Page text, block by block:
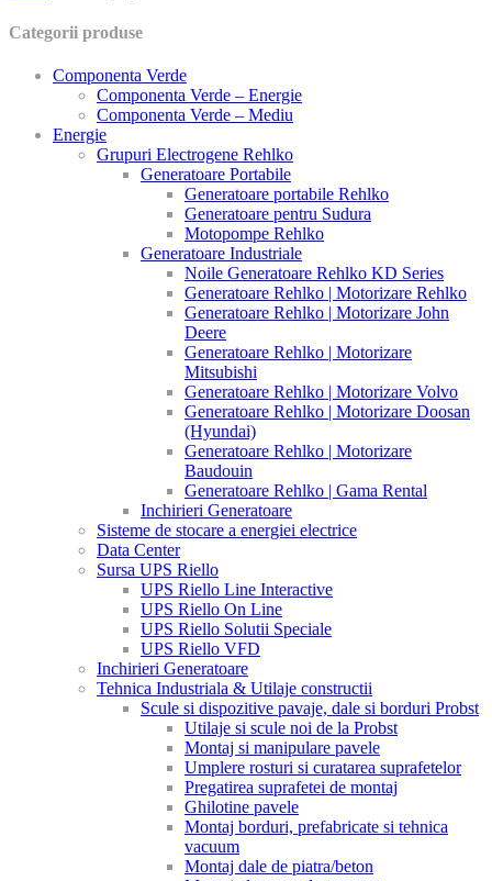
Categorii produse
Componenta Verde
Componenta Verde – Energie
Componenta Verde – Mediu
Energie
Grupuri Electrogene Rehlko
Generatoare Portabile
Generatoare portabile Rehlko
Generatoare pentru Sudura
Motopompe Rehlko
Generatoare Industriale
Noile Generatoare Rehlko KD Series
Generatoare Rehlko | Motorizare Rehlko
Generatoare Rehlko | Motorizare John
Deere
Generatoare Rehlko | Motorizare
Mitsubishi
Generatoare Rehlko | Motorizare Volvo
Generatoare Rehlko | Motorizare Doosan
(Hyundai)
Generatoare Rehlko | Motorizare
Baudouin
Generatoare Rehlko | Gama Rental
Inchirieri Generatoare
Sisteme de stocare a energiei electrice
Data Center
Sursa UPS Riello
UPS Riello Line Interactive
UPS Riello On Line
UPS Riello Solutii Speciale
UPS Riello VFD
Inchirieri Generatoare
Tehnica Industriala & Utilaje constructii
Scule si dispozitive pavaje, dale si borduri Probst
Utilaje si scule noi de la Probst
Montaj si manipulare pavele
Umplere rosturi si curatarea suprafetelor
Pregatirea suprafetei de montaj
Ghilotine pavele
Montaj borduri, prefabricate si tehnica
vacuum
Montaj dale de piatra/beton